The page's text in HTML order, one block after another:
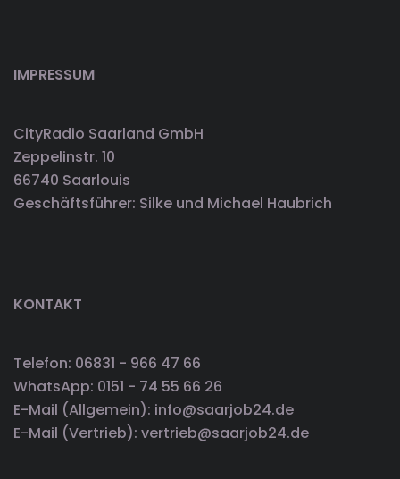
IMPRESSUM
CityRadio Saarland GmbH
Zeppelinstr. 10
66740 Saarlouis
Geschäftsführer: Silke und Michael Haubrich
KONTAKT
Telefon: 06831 - 966 47 66
WhatsApp: 0151 - 74 55 66 26
E-Mail (Allgemein): info@saarjob24.de
E-Mail (Vertrieb): vertrieb@saarjob24.de